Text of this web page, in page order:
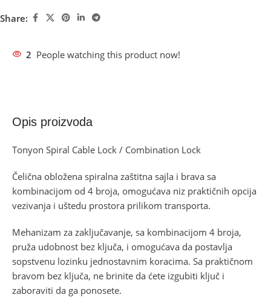
Share:
2 People watching this product now!
Opis proizvoda
Tonyon Spiral Cable Lock / Combination Lock
Čelična obložena spiralna zaštitna sajla i brava sa
kombinacijom od 4 broja, omogućava niz praktičnih opcija
vezivanja i uštedu prostora prilikom transporta.
Mehanizam za zaključavanje, sa kombinacijom 4 broja,
pruža udobnost bez ključa, i omogućava da postavlja
sopstvenu lozinku jednostavnim koracima. Sa praktičnom
bravom bez ključa, ne brinite da ćete izgubiti ključ i
zaboraviti da ga ponosete.